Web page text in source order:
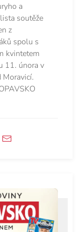
a
soutěže
z
spolu s
kvintetem
11. února v
Moravicí.